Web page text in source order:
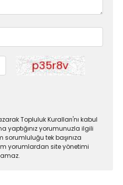
Topluluk Kuralları'nı kabul
yaptığınız yorumunuzla ilgili
tek başınıza
yorumlardan site yönetimi